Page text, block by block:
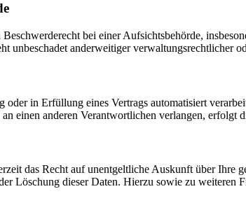
bei einer Aufsichtsbehörde,
unbeschadet anderweitiger verwaltungsrechtlicher
in Erfüllung eines Vertrags automatisiert
einen anderen Verantwortlichen verlangen, erfolgt
das Recht auf unentgeltliche Auskunft über Ihre
Löschung dieser Daten. Hierzu sowie zu weiteren